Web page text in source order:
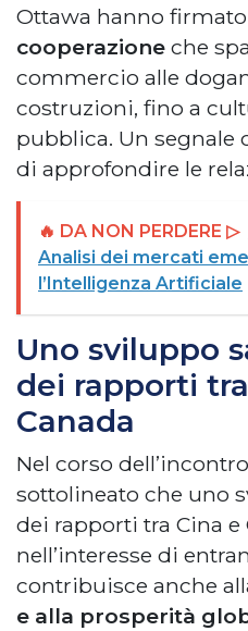
Ottawa hanno firmato
cooperazione che
commercio alle
costruzioni, fino a
pubblica. Un segnale
di approfondire le
🔥 DA NON PERDERE ▷
Analisi dei mercati
l’Intelligenza Artificiale
Uno sviluppo
dei rapporti
Canada
Nel corso
sottolineato che uno
dei rapporti tra Cina e
nell’interesse di
contribuisce anche
e alla prosperità